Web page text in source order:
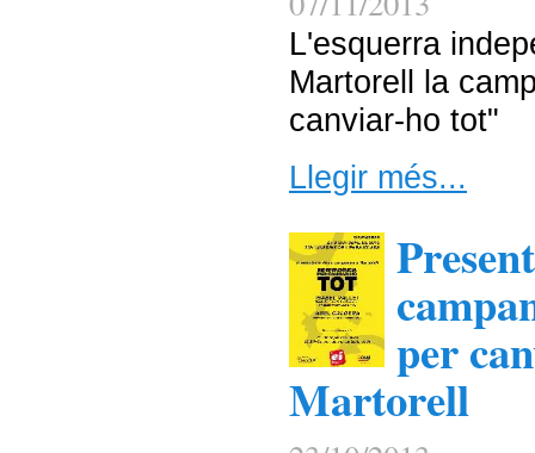
L'esquerra
Martorell la
canviar-ho tot"
Llegir més...
per
Martorell